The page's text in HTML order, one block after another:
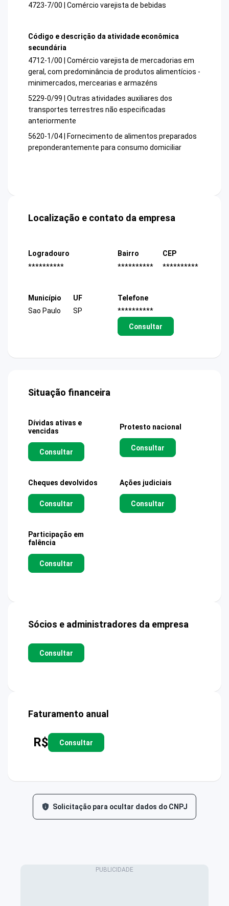
4723-7/00 | Comércio varejista de bebidas
Código e descrição da atividade econômica
secundária
4712-1/00 | Comércio varejista de mercadorias em
geral, com predominância de produtos alimentícios -
minimercados, mercearias e armazéns
5229-0/99 | Outras atividades auxiliares dos
transportes terrestres não especificadas
anteriormente
5620-1/04 | Fornecimento de alimentos preparados
preponderantemente para consumo domiciliar
Localização e contato da empresa
Logradouro
**********
Bairro
**********
CEP
**********
Município
Sao Paulo
UF
SP
Telefone
**********
Consultar
Situação financeira
Dívidas ativas e
vencidas
Consultar
Protesto nacional
Consultar
Cheques devolvidos
Consultar
Ações judiciais
Consultar
Participação em
falência
Consultar
Sócios e administradores da empresa
Consultar
Faturamento anual
R$ Consultar
Solicitação para ocultar dados do CNPJ